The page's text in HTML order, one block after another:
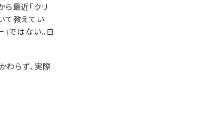
最近「クリ
て教えてい
ではない。自
わらず、実際